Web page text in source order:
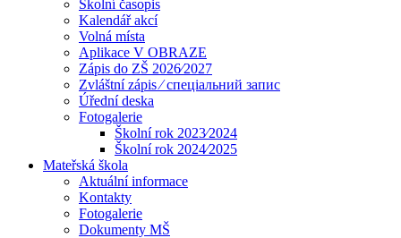
Školní časopis
Kalendář akcí
Volná místa
Aplikace V OBRAZE
Zápis do ZŠ 2026⁄2027
Zvláštní zápis ⁄ спеціальний запис
Úřední deska
Fotogalerie
Školní rok 2023⁄2024
Školní rok 2024⁄2025
Mateřská škola
Aktuální informace
Kontakty
Fotogalerie
Dokumenty MŠ